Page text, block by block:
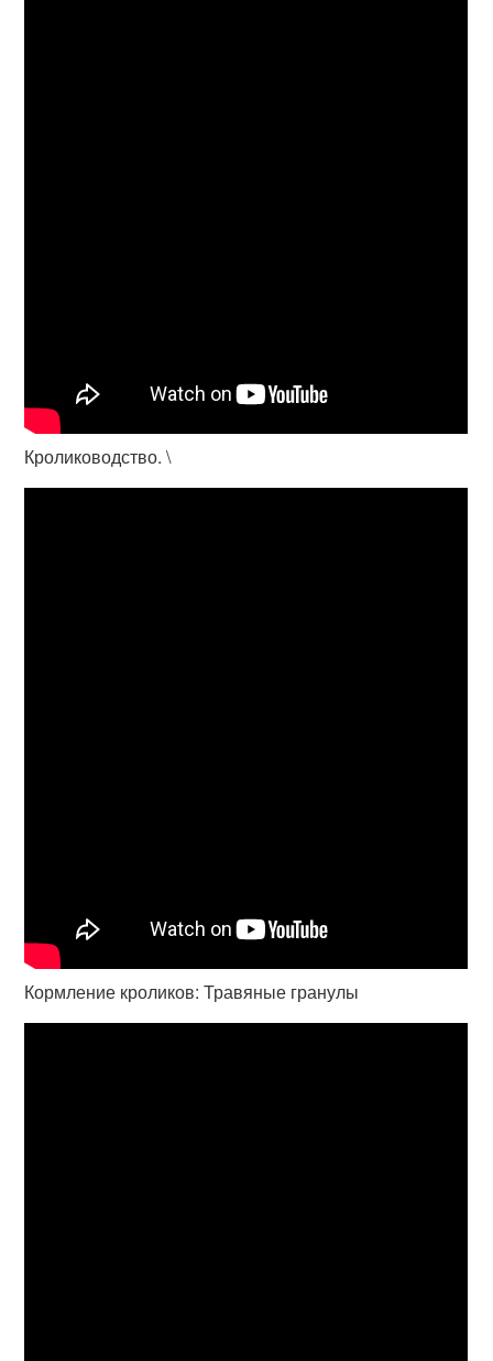
Кролиководство. \
Кормление кроликов: Травяные гранулы